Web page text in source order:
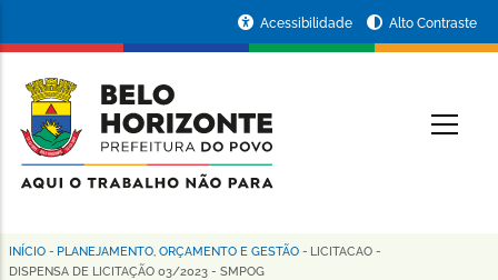
conteúdo
principal
da
Prefeitura
de
Horizonte
Acessibilidade Alto Contraste
Trilha
INÍCIO - PLANEJAMENTO, ORÇAMENTO E GESTÃO - LICITACAO -
DISPENSA DE LICITAÇÃO 03/2023 - SMPOG